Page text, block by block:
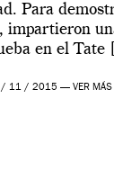
Para
impartieron
en el Tate
/ 11 / 2015 — VER MÁS